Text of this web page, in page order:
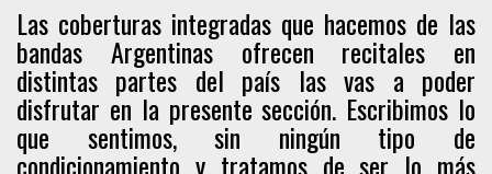
Las coberturas integradas que hacemos de las
bandas Argentinas ofrecen recitales en
distintas partes del país las vas a poder
disfrutar en la presente sección. Escribimos lo
que sentimos, sin ningún tipo de
condicionamiento y tratamos de ser lo más